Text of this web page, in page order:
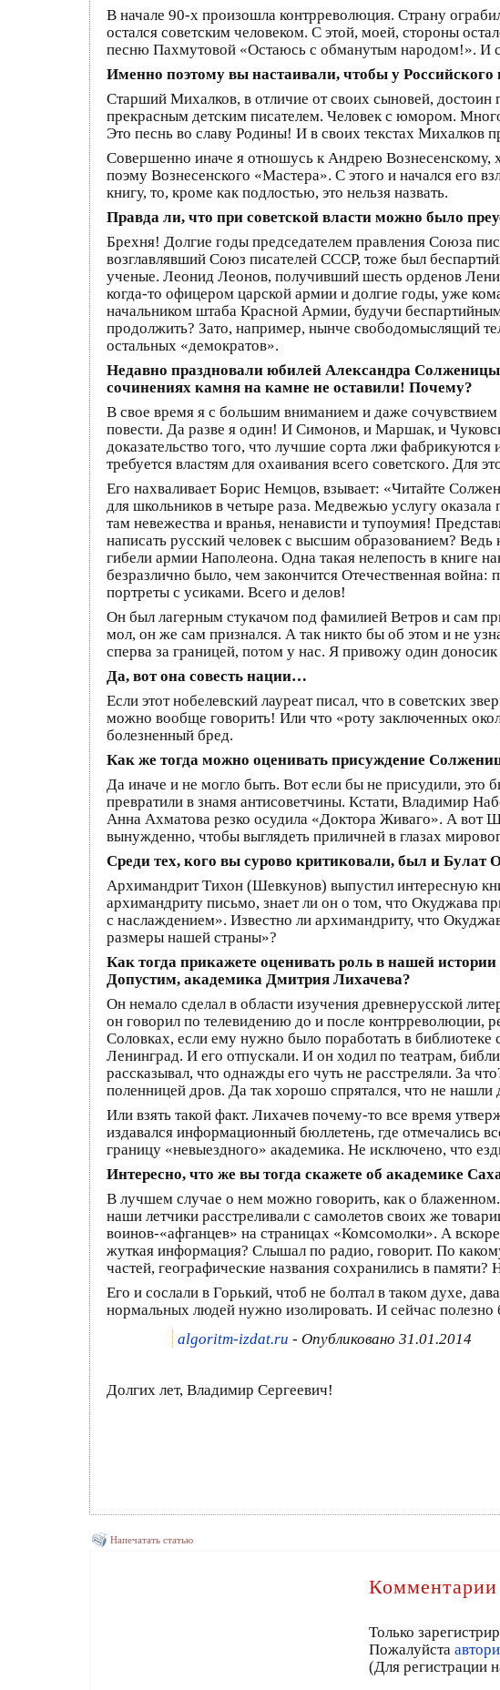
В начале 90-х произошла контрреволюция. Страну
остался советским человеком. С этой, моей, стороны
песню Пахмутовой «Остаюсь с обманутым народом!». И
Именно поэтому вы настаивали, чтобы у
Старший Михалков, в отличие от своих сыновей,
прекрасным детским писателем. Человек с юмором.
Это песнь во славу Родины! И в своих текстах Михалков
Совершенно иначе я отношусь к Андрею
поэму Вознесенского «Мастера». С этого и начался его
книгу, то, кроме как подлостью, это нельзя назвать.
Правда ли, что при советской власти можно было
Брехня! Долгие годы председателем правления Союза
возглавлявший Союз писателей СССР, тоже был
ученые. Леонид Леонов, получивший шесть орденов
когда-то офицером царской армии и долгие годы, уже
начальником штаба Красной Армии, будучи
продолжить? Зато, например, нынче свободомыслящий
остальных «демократов».
Недавно праздновали юбилей Александра
сочинениях камня на камне не оставили! Почему?
В свое время я с большим вниманием и даже
повести. Да разве я один! И Симонов, и Маршак, и
доказательство того, что лучшие сорта лжи
требуется властям для охаивания всего советского. Для
Его нахваливает Борис Немцов, взывает: «Читайте
для школьников в четыре раза. Медвежью услугу
там невежества и вранья, ненависти и тупоумия!
написать русский человек с высшим образованием?
гибели армии Наполеона. Одна такая нелепость в книге
безразлично было, чем закончится Отечественная
портреты с усиками. Всего и делов!
Он был лагерным стукачом под фамилией Ветров и сам
мол, он же сам признался. А так никто бы об этом и не
сперва за границей, потом у нас. Я привожу один
Да, вот она совесть нации…
Если этот нобелевский лауреат писал, что в советских
можно вообще говорить! Или что «роту заключенных
болезненный бред.
Как же тогда можно оценивать присуждение
Да иначе и не могло быть. Вот если бы не присудили, это
превратили в знамя антисоветчины. Кстати, Владимир
Анна Ахматова резко осудила «Доктора Живаго». А вот
вынужденно, чтобы выглядеть приличней в глазах
Среди тех, кого вы сурово критиковали, был и Булат
Архимандрит Тихон (Шевкунов) выпустил интересную
архимандриту письмо, знает ли он о том, что Окуджава
с наслаждением». Известно ли архимандриту, что
размеры нашей страны»?
Как тогда прикажете оценивать роль в нашей
Допустим, академика Дмитрия Лихачева?
Он немало сделал в области изучения древнерусской
он говорил по телевидению до и после контрреволюции,
Соловках, если ему нужно было поработать в
Ленинград. И его отпускали. И он ходил по театрам,
рассказывал, что однажды его чуть не расстреляли. За
поленницей дров. Да так хорошо спрятался, что не нашли
Или взять такой факт. Лихачев почему-то все время
издавался информационный бюллетень, где отмечались
границу «невыездного» академика. Не исключено, что
Интересно, что же вы тогда скажете об академике
В лучшем случае о нем можно говорить, как о
наши летчики расстреливали с самолетов своих же
воинов-«афганцев» на страницах «Комсомолки». А
жуткая информация? Слышал по радио, говорит. По
частей, географические названия сохранились в памяти?
Его и сослали в Горький, чтоб не болтал в таком духе,
нормальных людей нужно изолировать. И сейчас полезно
algoritm-izdat.ru - Опубликовано 31.01.2014
Долгих лет, Владимир Сергеевич!
Напечатать статью
Комментарии
Только
Пожалуйста
(Для регистрации